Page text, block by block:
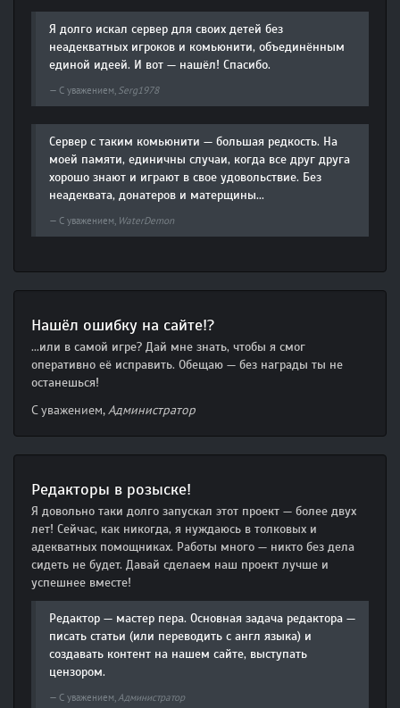
Я долго искал сервер для своих детей без
неадекватных игроков и комьюнити, объединённым
единой идеей. И вот — нашёл! Спасибо.
С уважением, Serg1978
Сервер с таким комьюнити — большая редкость. На
моей памяти, единичны случаи, когда все друг друга
хорошо знают и играют в свое удовольствие. Без
неадеквата, донатеров и матерщины...
С уважением, WaterDemon
Нашёл ошибку на сайте!?
...или в самой игре? Дай мне знать, чтобы я смог
оперативно её исправить. Обещаю — без награды ты не
останешься!
С уважением,Администратор
Редакторы в розыске!
Я довольно таки долго запускал этот проект — более двух
лет! Сейчас, как никогда, я нуждаюсь в толковых и
адекватных помощниках. Работы много — никто без дела
сидеть не будет. Давай сделаем наш проект лучше и
успешнее вместе!
Редактор — мастер пера. Основная задача редактора —
писать статьи (или переводить с англ языка) и
создавать контент на нашем сайте, выступать
цензором.
С уважением,Администратор